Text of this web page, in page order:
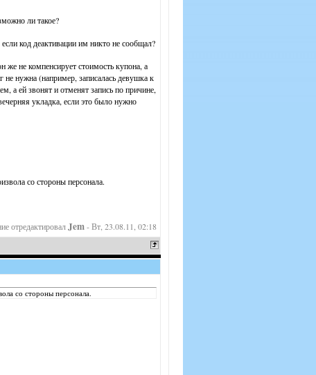
ли такое?
код деактивации им никто не сообщал?
же не компенсирует стоимость купона, а
не нужна (например, записалась девушка к
а ей звонят и отменят запись по причине,
укладка, если это было нужно
со стороны персонала.
отредактировалJem-Вт, 23.08.11, 02:18
со стороны персонала.